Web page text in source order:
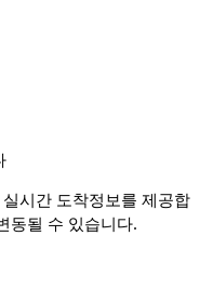
시간 도착정보를 제공합
동될 수 있습니다.